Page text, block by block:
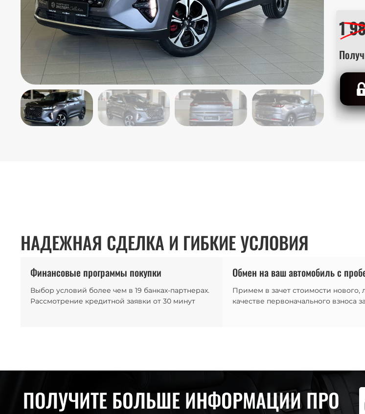
1
НАДЕЖНАЯ СДЕЛКА И ГИБКИЕ УСЛОВИЯ
Финансовые программы покупки
Выбор условий более чем в 19 банках-партнерах.
Рассмотрение кредитной заявки от 30 минут
Обмен на ваш автомобиль с
Примем в зачет стоимости нового,
качестве первоначального взноса
ПОЛУЧИТЕ БОЛЬШЕ ИНФОРМАЦИИ ПРО